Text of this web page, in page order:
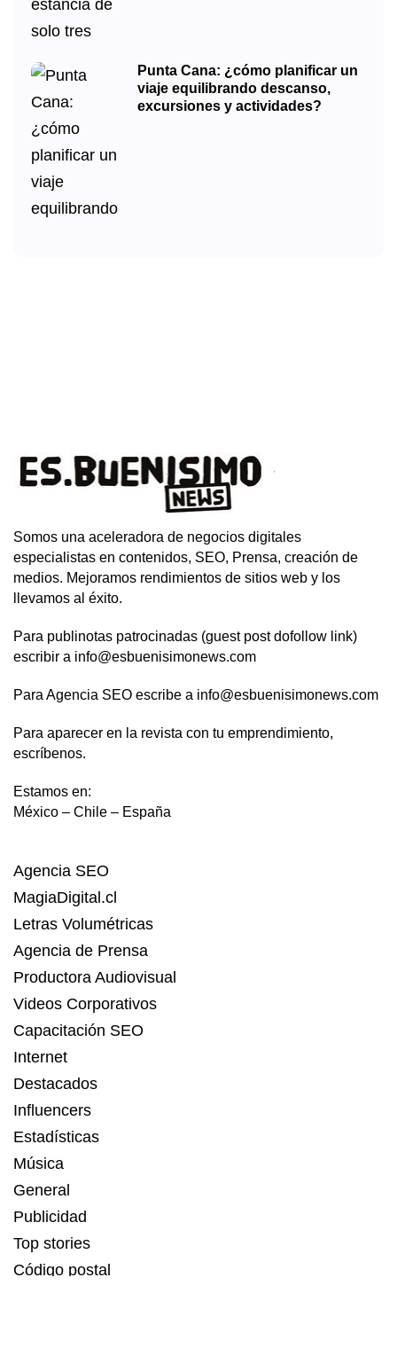
Punta Cana: ¿cómo planificar un
viaje equilibrando descanso,
excursiones y actividades?
Somos una aceleradora de negocios digitales
especialistas en contenidos, SEO, Prensa, creación de
medios. Mejoramos rendimientos de sitios web y los
llevamos al éxito.
Para publinotas patrocinadas (guest post dofollow link)
escribir a info@esbuenisimonews.com
Para Agencia SEO escribe a info@esbuenisimonews.com
Para aparecer en la revista con tu emprendimiento,
escríbenos.
Estamos en:
México – Chile – España
Agencia SEO
MagiaDigital.cl
Letras Volumétricas
Agencia de Prensa
Productora Audiovisual
Videos Corporativos
Capacitación SEO
Internet
Destacados
Influencers
Estadísticas
Música
General
Publicidad
Top stories
Código postal